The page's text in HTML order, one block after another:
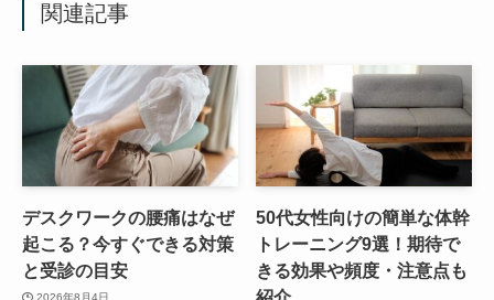
関連記事
デスクワークの腰痛はなぜ
起こる？今すぐできる対策
と受診の目安
2026年8月4日
50代女性向けの簡単な体幹
トレーニング9選！期待で
きる効果や頻度・注意点も